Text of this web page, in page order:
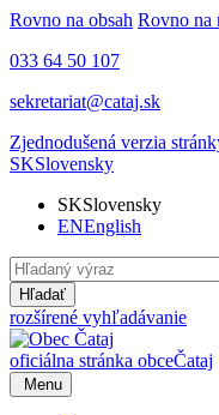
Rovno na obsah Rovno na
033 64 50 107
sekretariat@cataj.sk
Zjednodušená verzia
SKSlovensky
SKSlovensky
ENEnglish
Hľadať
rozšírené vyhľadávanie
oficiálna stránka obceČataj
Menu